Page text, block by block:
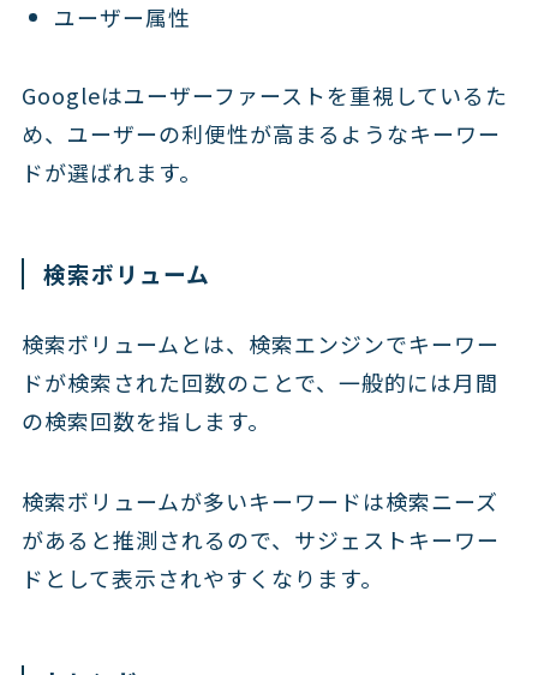
ユーザー属性
Googleはユーザーファーストを重視しているた
め、ユーザーの利便性が高まるようなキーワー
ドが選ばれます。
検索ボリューム
検索ボリュームとは、検索エンジンでキーワー
ドが検索された回数のことで、一般的には月間
の検索回数を指します。
検索ボリュームが多いキーワードは検索ニーズ
があると推測されるので、サジェストキーワー
ドとして表示されやすくなります。